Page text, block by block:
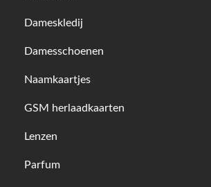
Dameskledij
Damesschoenen
Naamkaartjes
GSM herlaadkaarten
Lenzen
Parfum